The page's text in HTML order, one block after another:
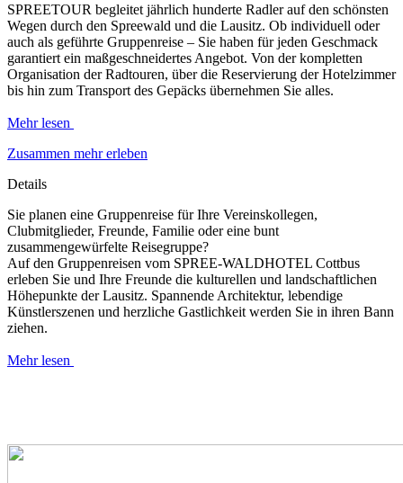
SPREETOUR begleitet jährlich hunderte Radler auf den schönsten
Wegen durch den Spreewald und die Lausitz. Ob individuell oder
auch als geführte Gruppenreise – Sie haben für jeden Geschmack
garantiert ein maßgeschneidertes Angebot. Von der kompletten
Organisation der Radtouren, über die Reservierung der Hotelzimmer
bis hin zum Transport des Gepäcks übernehmen Sie alles.
Mehr lesen
Zusammen mehr erleben
Details
Sie planen eine Gruppenreise für Ihre Vereinskollegen,
Clubmitglieder, Freunde, Familie oder eine bunt
zusammengewürfelte Reisegruppe?
Auf den Gruppenreisen vom SPREE-WALDHOTEL Cottbus
erleben Sie und Ihre Freunde die kulturellen und landschaftlichen
Höhepunkte der Lausitz. Spannende Architektur, lebendige
Künstlerszenen und herzliche Gastlichkeit werden Sie in ihren Bann
ziehen.
Mehr lesen